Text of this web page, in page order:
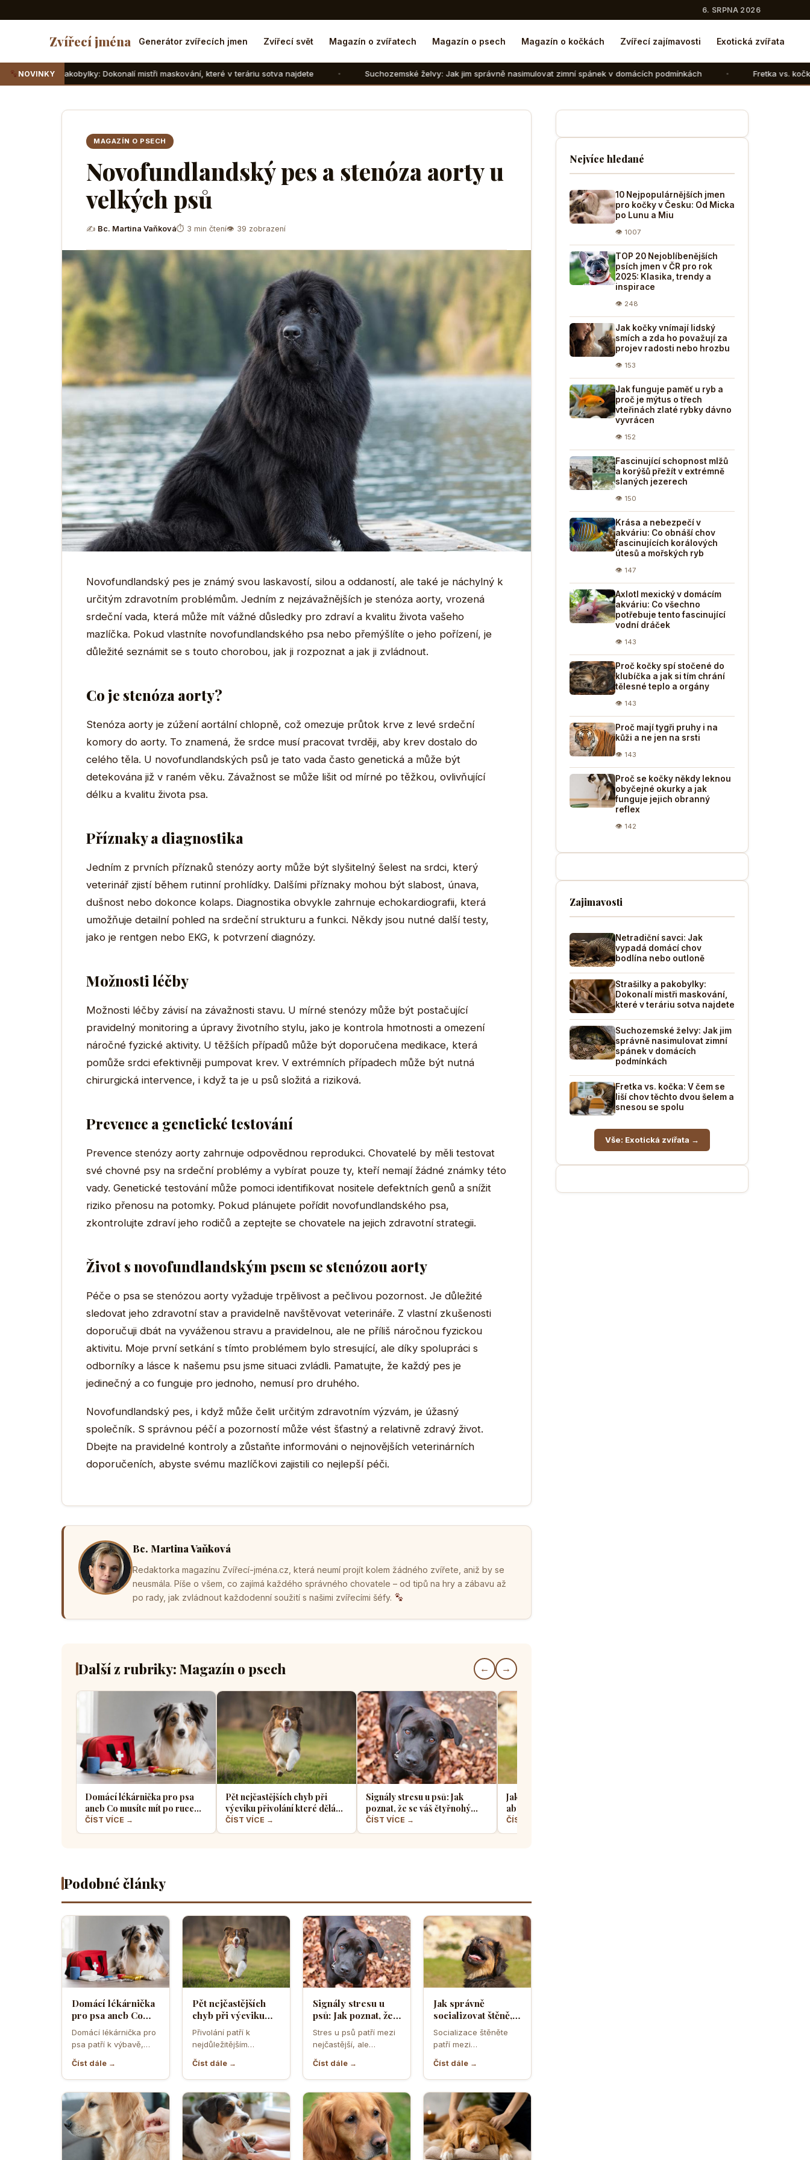
6. SRPNA 2026
Zvířecí jména Generátor zvířecích jmen Zvířecí svět Magazín o zvířatech Magazín o psech Magazín o kočkách Zvířecí zajímavosti Exotická zvířata
NOVINKY
Dokonalí mistři maskování, které v teráriu sotva najdete Suchozemské želvy: Jak jim správně nasimulovat zimní spánek v domácích podmínkách Fretka vs. kočka: V čem se liší
MAGAZÍN O PSECH
Novofundlandský pes a stenóza aorty u
velkých psů
✍ Bc. Martina Vaňková⏱ 3 min čtení👁 39 zobrazení
Novofundlandský pes je známý svou laskavostí, silou a oddaností, ale také je náchylný k
určitým zdravotním problémům. Jedním z nejzávažnějších je stenóza aorty, vrozená
srdeční vada, která může mít vážné důsledky pro zdraví a kvalitu života vašeho
mazlíčka. Pokud vlastníte novofundlandského psa nebo přemýšlíte o jeho pořízení, je
důležité seznámit se s touto chorobou, jak ji rozpoznat a jak ji zvládnout.
Co je stenóza aorty?
Stenóza aorty je zúžení aortální chlopně, což omezuje průtok krve z levé srdeční
komory do aorty. To znamená, že srdce musí pracovat tvrději, aby krev dostalo do
celého těla. U novofundlandských psů je tato vada často genetická a může být
detekována již v raném věku. Závažnost se může lišit od mírné po těžkou, ovlivňující
délku a kvalitu života psa.
Příznaky a diagnostika
Jedním z prvních příznaků stenózy aorty může být slyšitelný šelest na srdci, který
veterinář zjistí během rutinní prohlídky. Dalšími příznaky mohou být slabost, únava,
dušnost nebo dokonce kolaps. Diagnostika obvykle zahrnuje echokardiografii, která
umožňuje detailní pohled na srdeční strukturu a funkci. Někdy jsou nutné další testy,
jako je rentgen nebo EKG, k potvrzení diagnózy.
Možnosti léčby
Možnosti léčby závisí na závažnosti stavu. U mírné stenózy může být postačující
pravidelný monitoring a úpravy životního stylu, jako je kontrola hmotnosti a omezení
náročné fyzické aktivity. U těžších případů může být doporučena medikace, která
pomůže srdci efektivněji pumpovat krev. V extrémních případech může být nutná
chirurgická intervence, i když ta je u psů složitá a riziková.
Prevence a genetické testování
Prevence stenózy aorty zahrnuje odpovědnou reprodukci. Chovatelé by měli testovat
své chovné psy na srdeční problémy a vybírat pouze ty, kteří nemají žádné známky této
vady. Genetické testování může pomoci identifikovat nositele defektních genů a snížit
riziko přenosu na potomky. Pokud plánujete pořídit novofundlandského psa,
zkontrolujte zdraví jeho rodičů a zeptejte se chovatele na jejich zdravotní strategii.
Život s novofundlandským psem se stenózou aorty
Péče o psa se stenózou aorty vyžaduje trpělivost a pečlivou pozornost. Je důležité
sledovat jeho zdravotní stav a pravidelně navštěvovat veterináře. Z vlastní zkušenosti
doporučuji dbát na vyváženou stravu a pravidelnou, ale ne příliš náročnou fyzickou
aktivitu. Moje první setkání s tímto problémem bylo stresující, ale díky spolupráci s
odborníky a lásce k našemu psu jsme situaci zvládli. Pamatujte, že každý pes je
jedinečný a co funguje pro jednoho, nemusí pro druhého.
Novofundlandský pes, i když může čelit určitým zdravotním výzvám, je úžasný
společník. S správnou péčí a pozorností může vést šťastný a relativně zdravý život.
Dbejte na pravidelné kontroly a zůstaňte informováni o nejnovějších veterinárních
doporučeních, abyste svému mazlíčkovi zajistili co nejlepší péči.
Bc. Martina Vaňková
Redaktorka magazínu Zvířecí-jména.cz, která neumí projít kolem žádného zvířete, aniž by se
neusmála. Píše o všem, co zajímá každého správného chovatele – od tipů na hry a zábavu až
po rady, jak zvládnout každodenní soužití s našimi zvířecími šéfy.
Další z rubriky: Magazín o psech ← →
Domácí lékárnička pro psa
aneb Co musíte mít po ruce
pro případ nouze
ČÍST VÍCE →
Pět nejčastějších chyb při
výcviku přivolání které dělá
většina pejskařů
ČÍST VÍCE →
Signály stresu u psů: Jak
poznat, že se váš čtyřnohý
přítel necítí komfortně
ČÍST VÍCE →
Jak správně socializovat štěně,
aby z něj vyrostl sebevědomý
a klidný pes
ČÍST VÍCE →
Podobné články
Domácí lékárnička
pro psa aneb Co
musíte mít po ruce
pro případ nouze
Domácí lékárnička pro
psa patří k výbavě,
rozhodující chvíli
ušetřit čas,…
Číst dále →
Pět nejčastějších
chyb při výcviku
přivolání které dělá
většina pejskařů
Přivolání patří k
nejdůležitějším
protože rozhoduje o
bezpečí, pohodě i o
tom,…
Číst dále →
Signály stresu u
psů: Jak poznat, že
se váš čtyřnohý
přítel necítí
komfortně
Stres u psů patří mezi
nejčastější, ale
nejpodceňovanější
problémy každodenní
péče. Může se…
Číst dále →
Jak správně
socializovat štěně,
aby z něj vyrostl
sebevědomý a
klidný pes
Socializace štěněte
patří mezi
prvních měsíců života.
Právě v tomto období
se…
Číst dále →
Nejvíce hledané
10 Nejpopulárnějších jmen
pro kočky v Česku: Od Micka
po Lunu a Miu
👁 1007
TOP 20 Nejoblíbenějších
psích jmen v ČR pro rok
2025: Klasika, trendy a
inspirace
👁 248
Jak kočky vnímají lidský
smích a zda ho považují za
projev radosti nebo hrozbu
👁 153
Jak funguje paměť u ryb a
proč je mýtus o třech
vteřinách zlaté rybky dávno
vyvrácen
👁 152
Fascinující schopnost mlžů
a korýšů přežít v extrémně
slaných jezerech
👁 150
Krása a nebezpečí v
akváriu: Co obnáší chov
fascinujících korálových
útesů a mořských ryb
👁 147
Axlotl mexický v domácím
akváriu: Co všechno
potřebuje tento fascinující
vodní dráček
👁 143
Proč kočky spí stočené do
klubíčka a jak si tím chrání
tělesné teplo a orgány
👁 143
Proč mají tygři pruhy i na
kůži a ne jen na srsti
👁 143
Proč se kočky někdy leknou
obyčejné okurky a jak
funguje jejich obranný
reflex
👁 142
Zajimavosti
Netradiční savci: Jak
vypadá domácí chov
bodlína nebo outloně
Strašilky a pakobylky:
Dokonalí mistři maskování,
které v teráriu sotva najdete
Suchozemské želvy: Jak jim
správně nasimulovat zimní
spánek v domácích
podmínkách
Fretka vs. kočka: V čem se
liší chov těchto dvou šelem a
snesou se spolu
Vše: Exotická zvířata →